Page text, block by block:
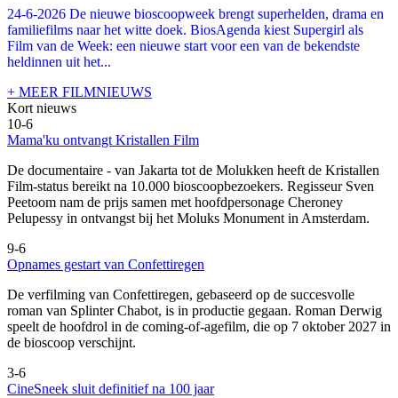
24-6-2026 De nieuwe bioscoopweek brengt superhelden, drama en
familiefilms naar het witte doek. BiosAgenda kiest Supergirl als
Film van de Week: een nieuwe start voor een van de bekendste
heldinnen uit het...
+ MEER FILMNIEUWS
Kort nieuws
10-6
Mama'ku ontvangt Kristallen Film
De documentaire - van Jakarta tot de Molukken heeft de Kristallen
Film-status bereikt na 10.000 bioscoopbezoekers. Regisseur Sven
Peetoom nam de prijs samen met hoofdpersonage Cheroney
Pelupessy in ontvangst bij het Moluks Monument in Amsterdam.
9-6
Opnames gestart van Confettiregen
De verfilming van Confettiregen, gebaseerd op de succesvolle
roman van Splinter Chabot, is in productie gegaan. Roman Derwig
speelt de hoofdrol in de coming-of-agefilm, die op 7 oktober 2027 in
de bioscoop verschijnt.
3-6
CineSneek sluit definitief na 100 jaar